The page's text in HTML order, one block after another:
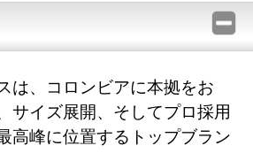
は、コロンビアに本拠をお
サイズ展開、そしてプロ採用
高峰に位置するトップブラン